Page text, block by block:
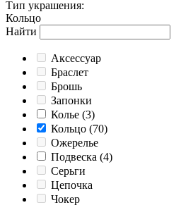
Тип украшения:
Кольцо
Найти
Аксессуар
Браслет
Брошь
Запонки
Колье (3)
Кольцо (70)
Ожерелье
Подвеска (4)
Серьги
Цепочка
Чокер